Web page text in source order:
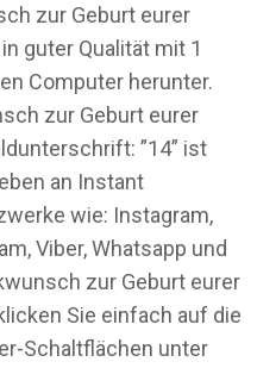
zur Geburt eurer
guter Qualität mit 1
Computer herunter.
zur Geburt eurer
”14” ist
an Instant
wie: Instagram,
Viber, Whatsapp und
zur Geburt eurer
Sie einfach auf die
Schaltflächen unter